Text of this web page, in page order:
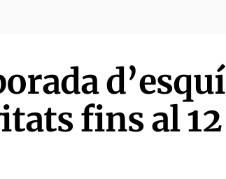
d’esquí
fins al 12